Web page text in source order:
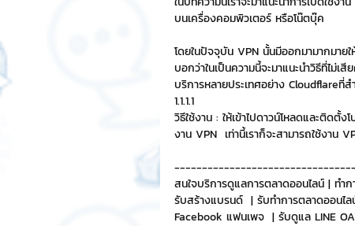
เทคนิคสาระ IT NFT และ
รีวิวเกมส์จาก ChatStick
Chat Bot เวบไซต์ รวม
บนเครื่องคอมพิวเตอร์ หรือโน๊ตบุ๊ค
โดยในปัจจุบัน VPN นั้นมีออกมามากมายใ
บอกว่าในเป็นความนี้จะมาแนะนำวิธีที่ไม่
บริการหลายประเทศอย่าง Cloudflare
1.1.1.1
วิธีใช้งาน : ให้เข้าไปดาวน์โหลดและติดตั้
งาน VPN  เท่านี้เราก็จะสามารถใช้งาน
สนใจบริการดูแลการตลาดออนไลน์ | ทำ
รับสร้างแบรนด์  | รับทำการตลาดออน
Facebook แฟนเพจ  | รับดูแล LINE